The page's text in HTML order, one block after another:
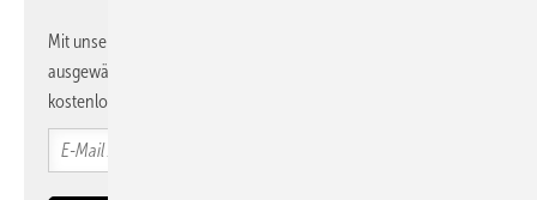
Mit unserem Newsletter erhalten Sie regelmäßig von uns
ausgewählte Informationen und Neuigkeiten, gebündelt und
kostenlos direkt ins Postfach.